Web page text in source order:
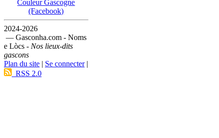
Couleur Gascogne
(Facebook)
2024-2026
— Gasconha.com - Noms
e Lòcs - Nos lieux-dits
gascons
Plan du site | Se connecter|
RSS 2.0